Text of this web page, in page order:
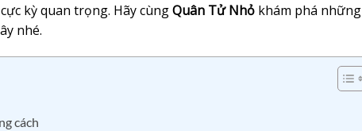
kỳ quan trọng. Hãy cùngQuân Tử Nhỏ khám phá những
nhé.
cách